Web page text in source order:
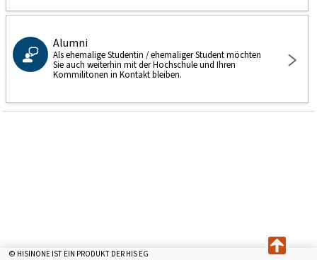
Alumni
Als ehemalige Studentin / ehemaliger Student möchten
Sie auch weiterhin mit der Hochschule und Ihren
Kommilitonen in Kontakt bleiben.
© HISINONE IST EIN PRODUKT DER HIS EG